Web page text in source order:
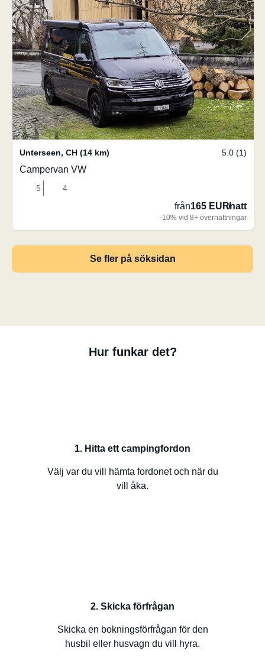
Unterseen, CH (14 km) 5.0 (1)
Campervan VW
5 4
från165 EUR/natt
-10% vid 8+ övernattningar
Se fler på söksidan
Hur funkar det?
1. Hitta ett campingfordon
Välj var du vill hämta fordonet och när du
vill åka.
2. Skicka förfrågan
Skicka en bokningsförfrågan för den
husbil eller husvagn du vill hyra.